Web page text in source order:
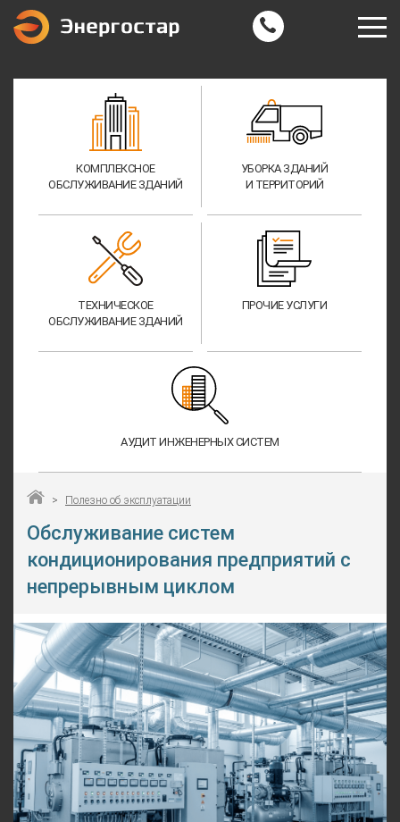
КОМПЛЕКСНОЕ
ОБСЛУЖИВАНИЕ ЗДАНИЙ
УБОРКА ЗДАНИЙ
И ТЕРРИТОРИЙ
ТЕХНИЧЕСКОЕ
ОБСЛУЖИВАНИЕ ЗДАНИЙ
ПРОЧИЕ УСЛУГИ
АУДИТ ИНЖЕНЕРНЫХ СИСТЕМ
> Полезно об эксплуатации
Обслуживание систем
кондиционирования предприятий с
непрерывным циклом